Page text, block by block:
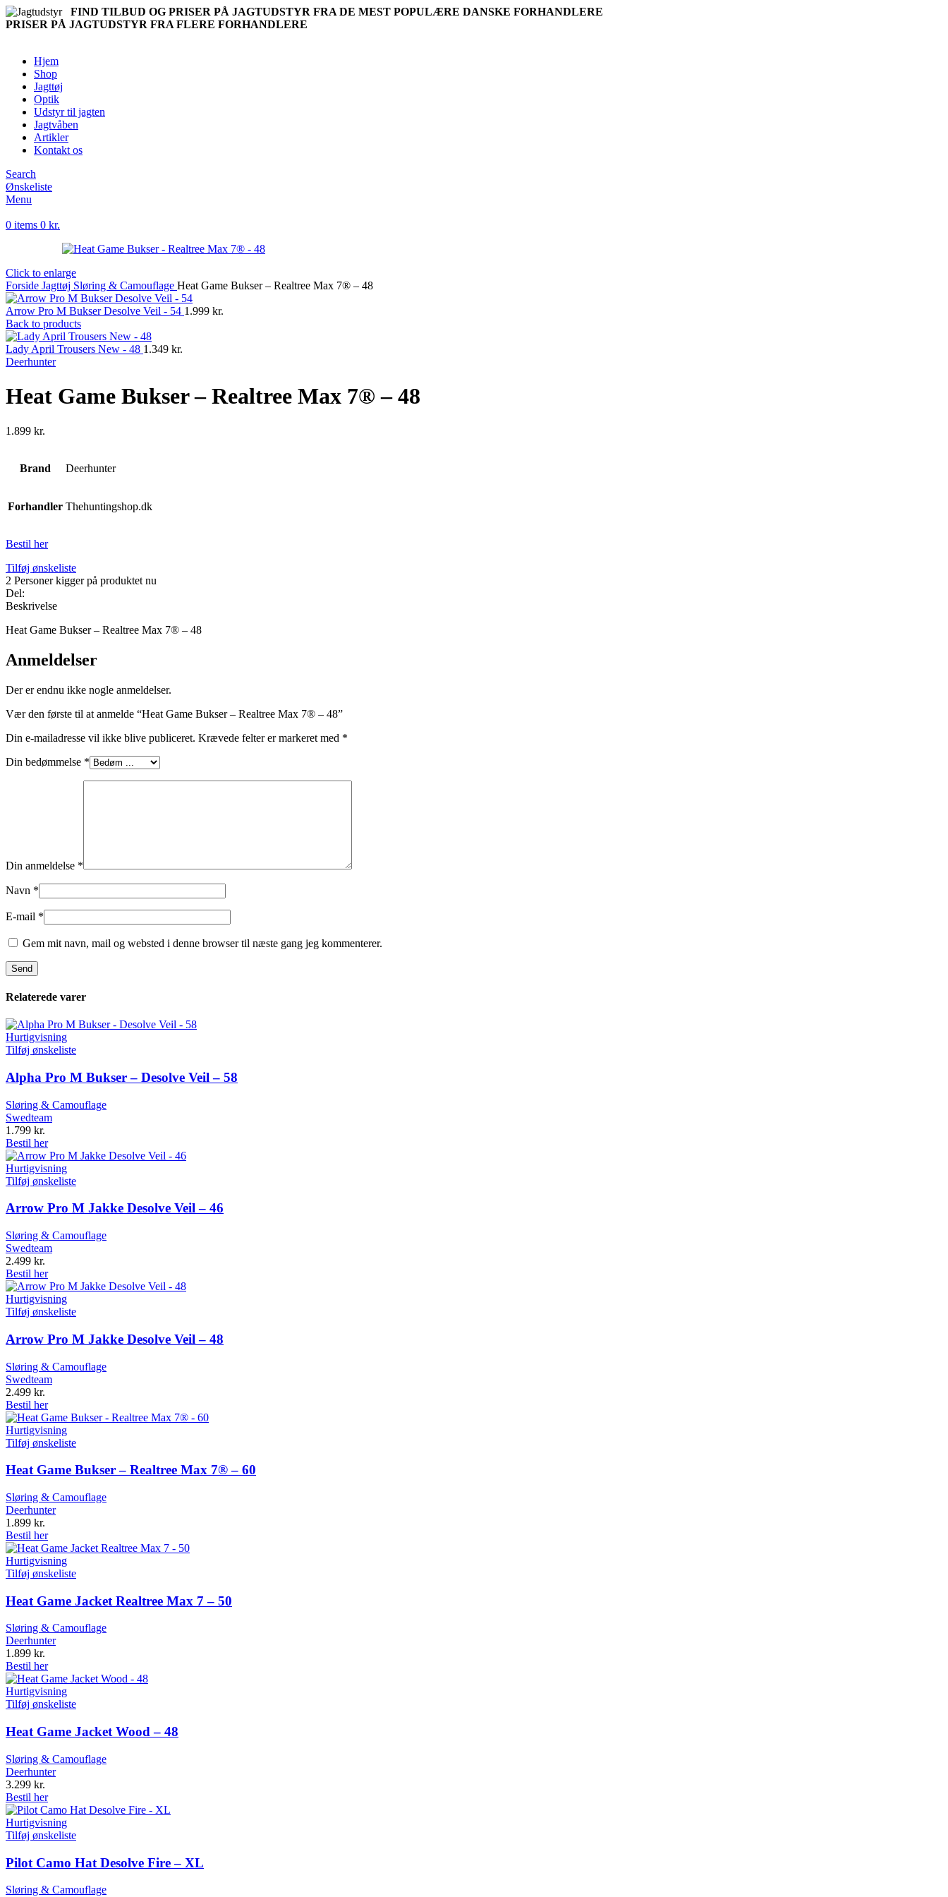
FIND TILBUD OG PRISER PÅ JAGTUDSTYR FRA DE MEST POPULÆRE DANSKE FORHANDLERE
PRISER PÅ JAGTUDSTYR FRA FLERE FORHANDLERE
Hjem
Shop
Jagttøj
Optik
Udstyr til jagten
Jagtvåben
Artikler
Kontakt os
Search
Ønskeliste
Menu
0 items 0 kr.
Click to enlarge
Forside Jagttøj Sløring & Camouflage Heat Game Bukser – Realtree Max 7® – 48
Arrow Pro M Bukser Desolve Veil - 54 1.999 kr.
Back to products
Lady April Trousers New - 48 1.349 kr.
Deerhunter
Heat Game Bukser – Realtree Max 7® – 48
1.899 kr.
Brand Deerhunter
Forhandler Thehuntingshop.dk
Bestil her
Tilføj ønskeliste
2 Personer kigger på produktet nu
Del:
Beskrivelse
Heat Game Bukser – Realtree Max 7® – 48
Anmeldelser
Der er endnu ikke nogle anmeldelser.
Vær den første til at anmelde “Heat Game Bukser – Realtree Max 7® – 48”
Din e-mailadresse vil ikke blive publiceret. Krævede felter er markeret med *
Din bedømmelse *
Din anmeldelse *
Navn *
E-mail *
Gem mit navn, mail og websted i denne browser til næste gang jeg kommenterer.
Relaterede varer
Hurtigvisning
Tilføj ønskeliste
Alpha Pro M Bukser – Desolve Veil – 58
Sløring & Camouflage
Swedteam
1.799 kr.
Bestil her
Hurtigvisning
Tilføj ønskeliste
Arrow Pro M Jakke Desolve Veil – 46
Sløring & Camouflage
Swedteam
2.499 kr.
Bestil her
Hurtigvisning
Tilføj ønskeliste
Arrow Pro M Jakke Desolve Veil – 48
Sløring & Camouflage
Swedteam
2.499 kr.
Bestil her
Hurtigvisning
Tilføj ønskeliste
Heat Game Bukser – Realtree Max 7® – 60
Sløring & Camouflage
Deerhunter
1.899 kr.
Bestil her
Hurtigvisning
Tilføj ønskeliste
Heat Game Jacket Realtree Max 7 – 50
Sløring & Camouflage
Deerhunter
1.899 kr.
Bestil her
Hurtigvisning
Tilføj ønskeliste
Heat Game Jacket Wood – 48
Sløring & Camouflage
Deerhunter
3.299 kr.
Bestil her
Hurtigvisning
Tilføj ønskeliste
Pilot Camo Hat Desolve Fire – XL
Sløring & Camouflage